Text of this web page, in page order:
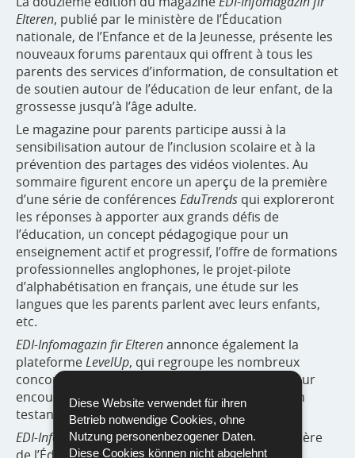
Diese Website verwendet für ihren
Betrieb notwendige Cookies, ohne
Nutzung personenbezogener Daten.
Diese Cookies können nicht abgelehnt
Elteren, publié par le ministère de l’Éducation
nationale, de l’Enfance et de la Jeunesse, présente les
nouveaux forums parentaux qui offrent à tous les
parents des services d’information, de consultation et
de soutien autour de l’éducation de leur enfant, de la
grossesse jusqu’à l’âge adulte.
Le magazine pour parents participe aussi à la
sensibilisation autour de l’inclusion scolaire et à la
prévention des partages des vidéos violentes. Au
sommaire figurent encore un aperçu de la première
d’une série de conférences EduTrends qui exploreront
les réponses à apporter aux grands défis de
l’éducation, un concept pédagogique pour un
enseignement actif et progressif, l’offre de formations
professionnelles anglophones, le projet-pilote
d’alphabétisation en français, une étude sur les
langues que les parents parlent avec leurs enfants,
etc.
EDI-Infomagazin fir Elterenannonce également la
plateformeLevelUp, qui regroupe les nombreux
concours proposés dans le système éducatif pour
encourager les élèves à élargir leurs horizons en
testant leurs savoirs et leurs compétences.
EDI-Infomagazin fir Elterenest publié par le ministère